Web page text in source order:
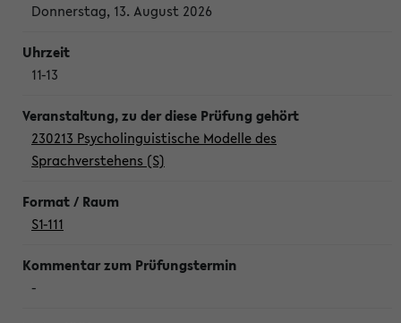
Donnerstag, 13. August 2026
11-13
230213 Psycholinguistische Modelle des
Sprachverstehens (S)
S1-111
-